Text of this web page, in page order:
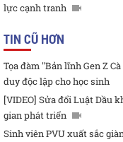
lực cạnh tranh
TIN CŨ HƠN
Tọa đàm "Bản lĩnh Gen Z
duy độc lập cho học sinh
[VIDEO] Sửa đổi Luật Dầu
gian phát triển
Sinh viên PVU xuất sắc